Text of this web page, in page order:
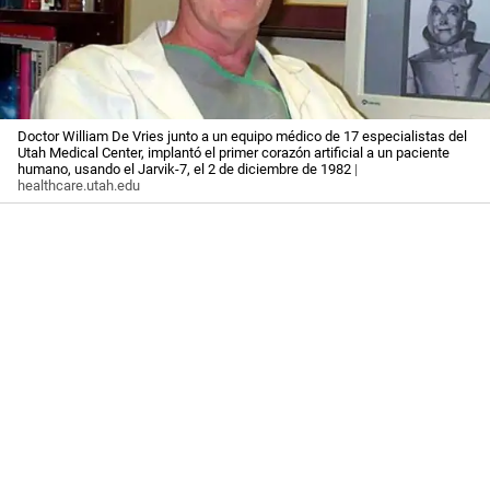
Doctor William De Vries junto a un equipo médico de 17 especialistas del
Utah Medical Center, implantó el primer corazón artificial a un paciente
humano, usando el Jarvik-7, el 2 de diciembre de 1982 |
healthcare.utah.edu